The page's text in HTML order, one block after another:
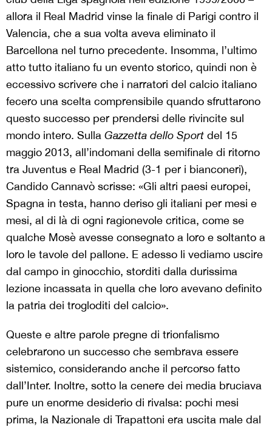
allora il Real Madrid vinse la finale di Parigi contro il
Valencia, che a sua volta aveva eliminato il
Barcellona nel turno precedente. Insomma, l’ultimo
atto tutto italiano fu un evento storico, quindi non è
eccessivo scrivere che i narratori del calcio italiano
fecero una scelta comprensibile quando sfruttarono
questo successo per prendersi delle rivincite sul
mondo intero. Sulla Gazzetta dello Sport del 15
maggio 2013, all’indomani della semifinale di ritorno
tra Juventus e Real Madrid (3-1 per i bianconeri),
Candido Cannavò scrisse: «Gli altri paesi europei,
Spagna in testa, hanno deriso gli italiani per mesi e
mesi, al di là di ogni ragionevole critica, come se
qualche Mosè avesse consegnato a loro e soltanto a
loro le tavole del pallone. E adesso li vediamo uscire
dal campo in ginocchio, storditi dalla durissima
lezione incassata in quella che loro avevano definito
la patria dei trogloditi del calcio».
Queste e altre parole pregne di trionfalismo
celebrarono un successo che sembrava essere
sistemico, considerando anche il percorso fatto
dall’Inter. Inoltre, sotto la cenere dei media bruciava
pure un enorme desiderio di rivalsa: pochi mesi
prima, la Nazionale di Trapattoni era uscita male dal